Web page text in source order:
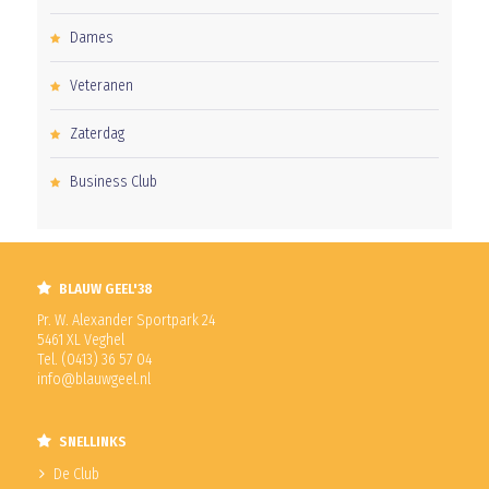
Dames
Veteranen
Zaterdag
Business Club
BLAUW GEEL'38
Pr. W. Alexander Sportpark 24
5461 XL Veghel
Tel. (0413) 36 57 04
info@blauwgeel.nl
SNELLINKS
De Club